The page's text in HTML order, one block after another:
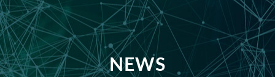
NEWS